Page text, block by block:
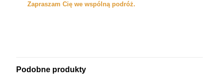
Zapraszam Cię we wspólną podróż.
Podobne produkty